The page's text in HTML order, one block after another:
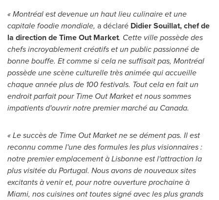
« Montréal est devenue un haut lieu culinaire et une
capitale foodie mondiale, a déclaré Didier Souillat, chef de
la direction de Time Out Market. Cette ville possède des
chefs incroyablement créatifs et un public passionné de
bonne bouffe. Et comme si cela ne suffisait pas, Montréal
possède une scène culturelle très animée qui accueille
chaque année plus de 100 festivals. Tout cela en fait un
endroit parfait pour Time Out Market et nous sommes
impatients d'ouvrir notre premier marché au Canada.
« Le succès de Time Out Market ne se dément pas. Il est
reconnu comme l'une des formules les plus visionnaires :
notre premier emplacement à Lisbonne est l'attraction la
plus visitée duPortugal. Nous avons de nouveaux sites
excitants à venir et, pour notre ouverture prochaine à
Miami, nos cuisines ont toutes signé avec les plus grands